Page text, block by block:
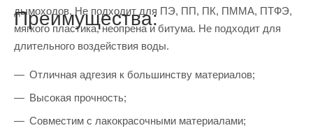
дымоходов. Не подходит для ПЭ, ПП, ПК, ПММА, ПТФЭ,
мягкого пластика, неопрена и битума. Не подходит для
длительного воздействия воды.
Преимущества:
Отличная адгезия к большинству материалов;
Высокая прочность;
Совместим с лакокрасочными материалами;